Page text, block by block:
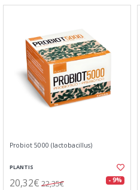
Probiot 5000 (lactobacillus)
PLANTIS
20,32€ 22,35€ - 9%